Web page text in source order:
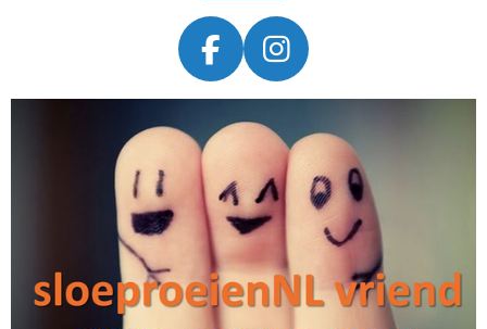
F
A
C
B
O
O
K
I
N
T
A
R
A
M